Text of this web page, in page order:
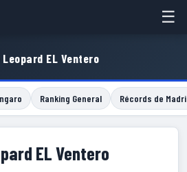
☰
Leopard EL Ventero
Ranking General Récords de
EL Ventero